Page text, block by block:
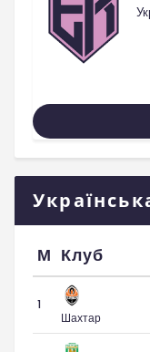
М Клуб
1
Шахтар